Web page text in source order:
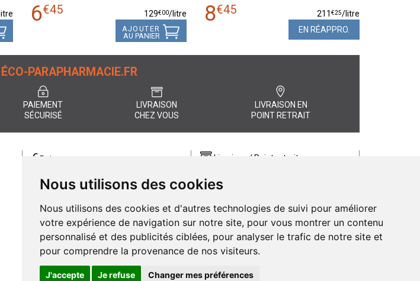
Nous utilisons des cookies
Nous utilisons des cookies et d'autres technologies de suivi pour améliorer
votre expérience de navigation sur notre site, pour vous montrer un contenu
personnalisé et des publicités ciblées, pour analyser le trafic de notre site et
pour comprendre la provenance de nos visiteurs.
J'accepte Je refuse Changer mes préférences
litre 6€45 129€00/litre
AJOUTER
AU PANIER
8€45 211 €25/litre
EN RÉAPPRO.
ÉCO-PARAPHARMACIE.FR
PAIEMENT
SÉCURISÉ
LIVRAISON
CHEZ VOUS
LIVRAISON EN
POINT RETRAIT
€Paiement
paiement entièrement sécurisé, quel
Paiement sécurisé et simple
Livraison / Point retrait
commande rapidement chez vous ou
Livraison chez vous ou en points relais